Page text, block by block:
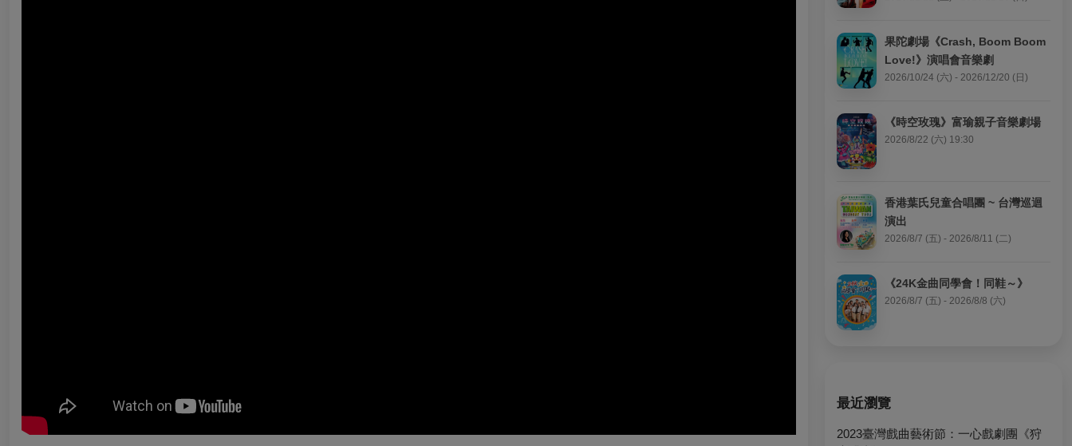
果陀劇場《Crash, Boom Boom
Love!》演唱會音樂劇
2026/10/24 (六) - 2026/12/20 (日)
《時空玫瑰》富瑜親子音樂劇場
2026/8/22 (六) 19:30
香港葉氏兒童合唱團 ~ 台灣巡迴
演出
2026/8/7 (五) - 2026/8/11 (二)
《24K金曲同學會！同鞋～》
2026/8/7 (五) - 2026/8/8 (六)
最近瀏覽
2023臺灣戲曲藝術節：一心戲劇團《狩